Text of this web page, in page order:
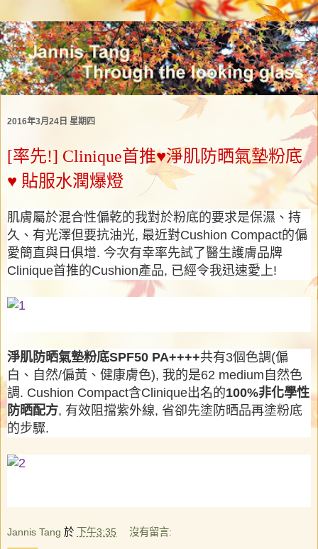
2016年3月24日 星期四
[率先!] Clinique首推♥淨肌防晒氣墊粉底
♥ 貼服水潤爆燈
肌膚屬於混合性偏乾的我對於粉底的要求是保濕、持
久、有光澤但要抗油光, 最近對Cushion Compact的偏
愛簡直與日俱增. 今次有幸率先試了醫生護膚品牌
Clinique首推的Cushion產品, 已經令我迅速愛上!
淨肌防晒氣墊粉底SPF50 PA++++共有3個色調(偏
白、自然/偏黃、健康膚色), 我的是62 medium自然色
調. Cushion Compact含Clinique出名的100%非化學性
防晒配方, 有效阻擋紫外線, 省卻先塗防晒品再塗粉底
的步驟.
Jannis Tang 於 下午3:35 沒有留言: